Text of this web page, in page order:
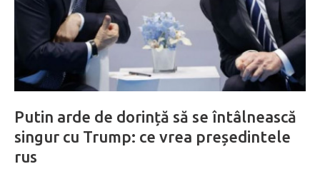
Putin arde de dorință să se întâlnească
singur cu Trump: ce vrea președintele
rus